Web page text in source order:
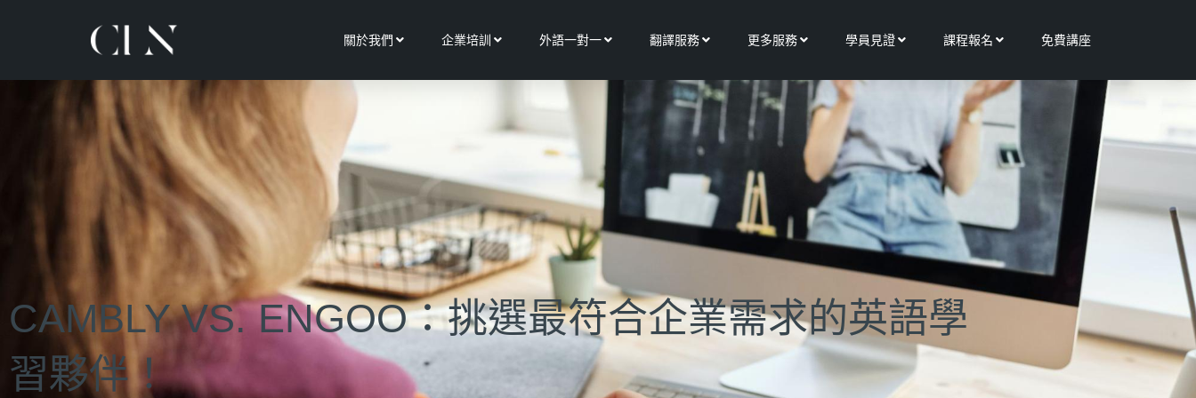
關於我們 Open 關於我們
企業培訓 Open 企業培訓
外語一對一Open 外語一對一
翻譯服務Open 翻譯服務
更多服務Open 更多服務
學員見證Open 學員見證
課程報名 Open 課程報名
免費講座
CAMBLY VS. ENGOO：挑選最符合企業需求的英語學
習夥伴！